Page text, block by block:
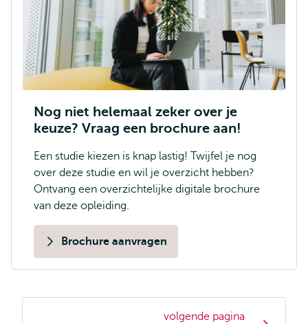
Nog niet helemaal zeker over je
keuze? Vraag een brochure aan!
Een studie kiezen is knap lastig! Twijfel je nog
over deze studie en wil je overzicht hebben?
Ontvang een overzichtelijke digitale brochure
van deze opleiding.
Brochure aanvragen
volgende pagina